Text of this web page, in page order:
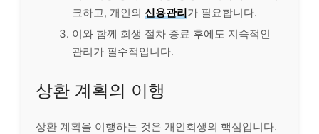
크하고, 개인의 신용관리가 필요합니다.
이와 함께 회생 절차 종료 후에도 지속적인
관리가 필수적입니다.
상환 계획의 이행
상환 계획을 이행하는 것은 개인회생의 핵심입니다.